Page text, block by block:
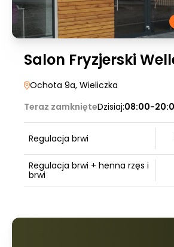
Salon Fryzjerski
Ochota 9a, Wieliczka
Teraz zamknięteDzisiaj:08:00-
Regulacja brwi
Regulacja brwi + henna rzęs i
brwi